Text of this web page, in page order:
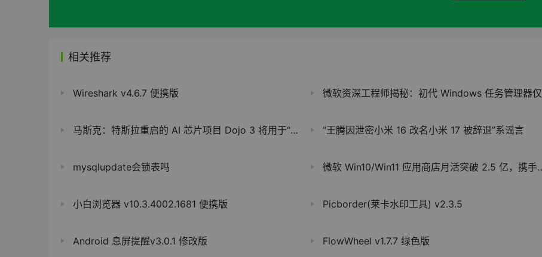
相关推荐
Wireshark v4.6.7 便携版 微软资深工程师揭秘：初代 Windows 任务管理器仅 80KB
马斯克：特斯拉重启的 AI 芯片项目 Dojo 3 将用于“基于太空的 AI 算力” “王腾因泄密小米 16 改名小米 17 被辞退”系谣言
mysqlupdate会锁表吗 微软 Win10/Win11 应用商店月活突破 2.5 亿，携手腾讯扩展中国内容生态
小白浏览器 v10.3.4002.1681 便携版 Picborder(莱卡水印工具) v2.3.5
Android 息屏提醒v3.0.1 修改版 FlowWheel v1.7.7 绿色版